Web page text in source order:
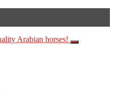
Arabian horses!